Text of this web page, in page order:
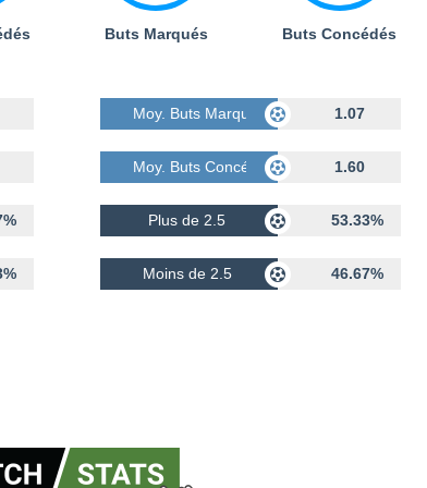
Buts Marqués Buts Concédés
Moy. Buts Marqués 1.07
Moy. Buts Concédés 1.60
Plus de 2.5 53.33%
Moins de 2.5 46.67%